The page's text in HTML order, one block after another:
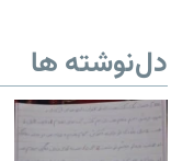
دل‌نوشته ها